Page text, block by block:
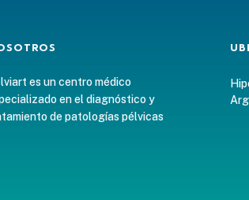
es un centro médico
en el diagnóstico y
de patologías pélvicas